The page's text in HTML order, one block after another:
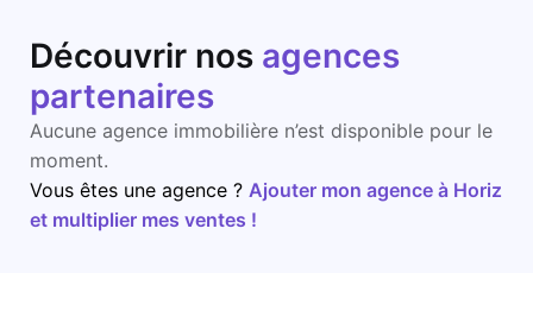
Découvrir nos agences
partenaires
Aucune agence immobilière n’est disponible pour le
moment.
Vous êtes une agence ? Ajouter mon agence à Horiz
et multiplier mes ventes !